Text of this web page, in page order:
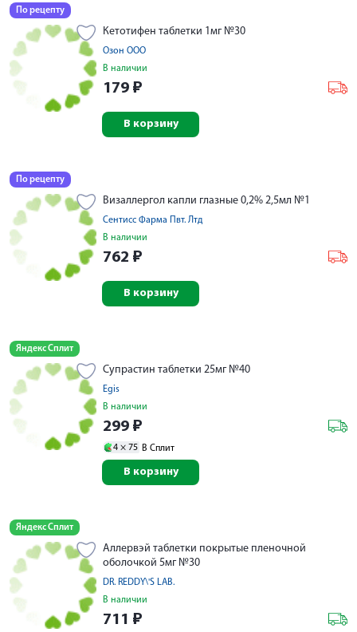
По рецепту
Кетотифен таблетки 1мг №30
Озон ООО
В наличии
179 ₽
В корзину
По рецепту
Визаллергол капли глазные 0,2% 2,5мл №1
Сентисс Фарма Пвт. Лтд
В наличии
762 ₽
В корзину
Яндекс Сплит
Супрастин таблетки 25мг №40
Egis
В наличии
299 ₽
4 × 75 В Сплит
В корзину
Яндекс Сплит
Аллервэй таблетки покрытые пленочной
оболочкой 5мг №30
DR. REDDY\'S LAB.
В наличии
711 ₽